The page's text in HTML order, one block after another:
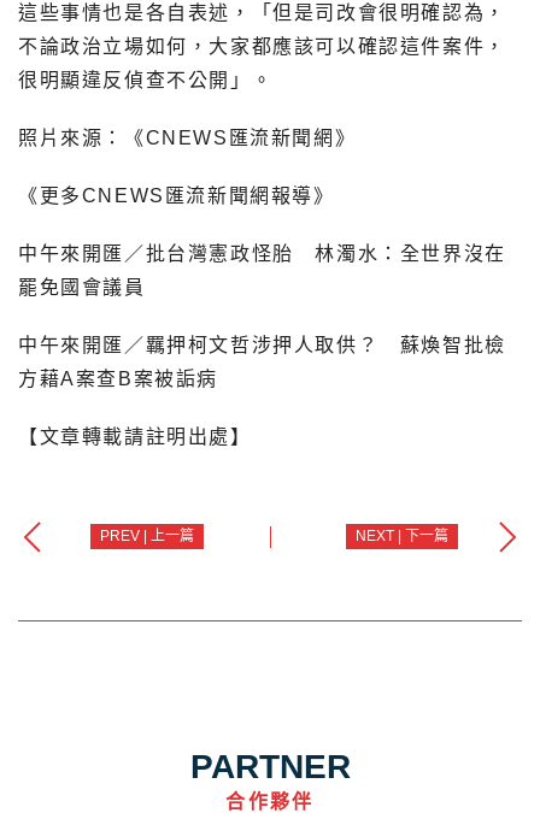
這些事情也是各自表述，「但是司改會很明確認為，
不論政治立場如何，大家都應該可以確認這件案件，
很明顯違反偵查不公開」。
照片來源：《CNEWS匯流新聞網》
《更多CNEWS匯流新聞網報導》
中午來開匯／批台灣憲政怪胎 林濁水：全世界沒在
罷免國會議員
中午來開匯／羈押柯文哲涉押人取供？ 蘇煥智批檢
方藉A案查B案被詬病
【文章轉載請註明出處】
PREV | 上一篇 NEXT | 下一篇
PARTNER
合作夥伴